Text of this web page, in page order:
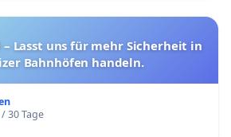
– Lasst uns für mehr Sicherheit in
Bahnhöfen handeln.
30 Tage